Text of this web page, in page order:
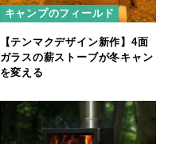
キャンプのフィールド
【テンマクデザイン新作】4面
ガラスの薪ストーブが冬キャン
を変える